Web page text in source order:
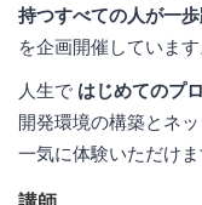
持つすべての人が一
を企画開催しています
人生で はじめてのプ
開発環境の構築とネ
一気に体験いただけま